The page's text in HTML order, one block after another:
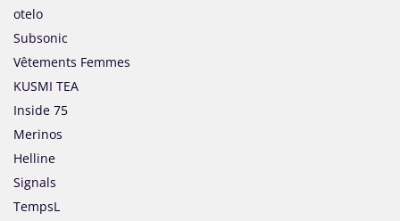
otelo
Subsonic
Vêtements Femmes
KUSMI TEA
Inside 75
Merinos
Helline
Signals
TempsL